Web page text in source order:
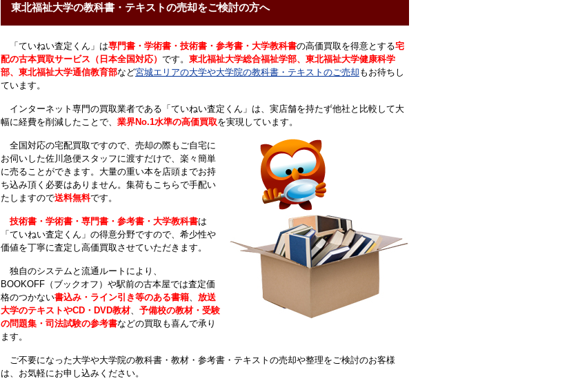
東北福祉大学の教科書・テキストの売却をご検討の方へ
「ていねい査定くん」は専門書・学術書・技術書・参考書・大学教科書の高価買取を得意とする宅
配の古本買取サービス（日本全国対応） です。 東北福祉大学総合福祉学部、東北福祉大学健康科学
部、東北福祉大学通信教育部など宮城エリアの大学や大学院の教科書・テキストのご売却 もお待ちし
ています。
インターネット専門の買取業者である「ていねい査定くん」は、実店舗を持たず他社と比較して大
幅に経費を削減したことで、 業界No.1水準の高価買取を実現しています。
全国対応の宅配買取ですので、売却の際もご自宅に
お伺いした佐川急便スタッフに渡すだけで、楽々簡単
に売ることができます。大量の重い本を店頭までお持
ち込み頂く必要はありません。集荷もこちらで手配い
たしますので送料無料です。
技術書・学術書・専門書・参考書・大学教科書は
「ていねい査定くん」の得意分野ですので、希少性や
価値を丁寧に査定し高価買取させていただきます。
独自のシステムと流通ルートにより、
BOOKOFF（ブックオフ）や駅前の古本屋では査定価
格のつかない書込み・ライン引き等のある書籍、 放送
大学のテキストやCD・DVD教材、 予備校の教材・受験
の問題集・司法試験の参考書などの買取も喜んで承り
ます。
ご不要になった大学や大学院の教科書・教材・参考書・テキストの売却や整理をご検討のお客様
は、お気軽にお申し込みください。